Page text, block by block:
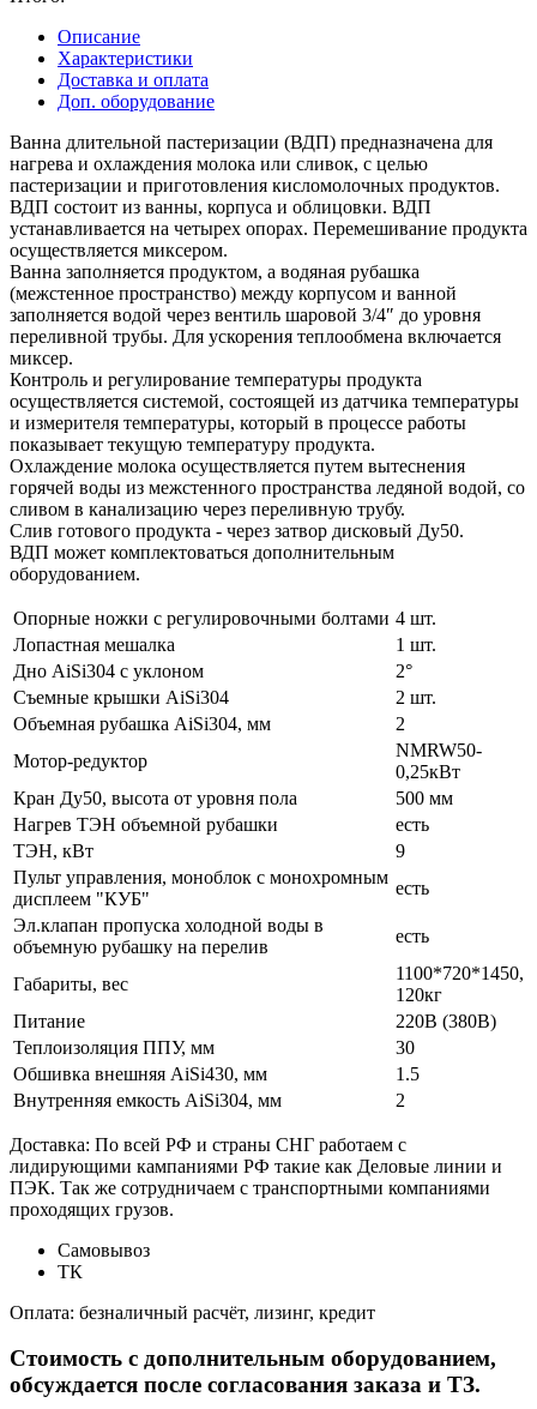
Описание
Характеристики
Доставка и оплата
Доп. оборудование
Ванна длительной пастеризации (ВДП) предназначена для
нагрева и охлаждения молока или сливок, с целью
пастеризации и приготовления кисломолочных продуктов.
ВДП состоит из ванны, корпуса и облицовки. ВДП
устанавливается на четырех опорах. Перемешивание продукта
осуществляется миксером.
Ванна заполняется продуктом, а водяная рубашка
(межстенное пространство) между корпусом и ванной
заполняется водой через вентиль шаровой 3/4″ до уровня
переливной трубы. Для ускорения теплообмена включается
миксер.
Контроль и регулирование температуры продукта
осуществляется системой, состоящей из датчика температуры
и измерителя температуры, который в процессе работы
показывает текущую температуру продукта.
Охлаждение молока осуществляется путем вытеснения
горячей воды из межстенного пространства ледяной водой, со
сливом в канализацию через переливную трубу.
Слив готового продукта - через затвор дисковый Ду50.
ВДП может комплектоваться дополнительным
оборудованием.
Опорные ножки с регулировочными болтами 4 шт.
Лопастная мешалка
1 шт.
Дно AiSi304 с уклоном
2°
Съемные крышки AiSi304
2 шт.
Объемная рубашка AiSi304, мм
2
Мотор-редуктор
NMRW50-
0,25кВт
Кран Ду50, высота от уровня пола
500 мм
Нагрев ТЭН объемной рубашки
есть
ТЭН, кВт
9
Пульт управления, моноблок с монохромным
дисплеем "КУБ"
есть
Эл.клапан пропуска холодной воды в
объемную рубашку на перелив
есть
Габариты, вес
1100*720*1450,
120кг
Питание
220В (380В)
Теплоизоляция ППУ, мм
30
Обшивка внешняя AiSi430, мм
1.5
Внутренняя емкость AiSi304, мм
2
Доставка: По всей РФ и страны СНГ работаем с
лидирующими кампаниями РФ такие как Деловые линии и
ПЭК. Так же сотрудничаем с транспортными компаниями
проходящих грузов.
Самовывоз
ТК
Оплата: безналичный расчёт, лизинг, кредит
Стоимость с дополнительным оборудованием,
обсуждается после согласования заказа и ТЗ.